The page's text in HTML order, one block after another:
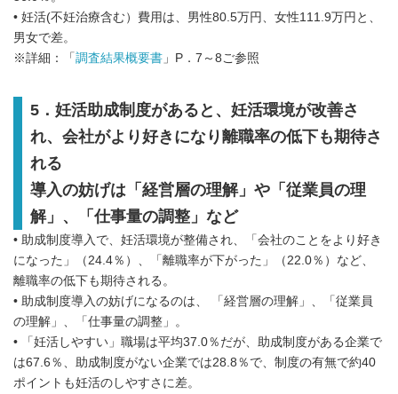
• 妊活(不妊治療含む）費用は、男性80.5万円、女性111.9万円と、
男女で差。
※詳細：「 調査結果概要書 」P．7～8ご参照
5．妊活助成制度があると、妊活環境が改善さ
れ、会社がより好きになり離職率の低下も期待さ
れる
導入の妨げは「経営層の理解」や「従業員の理
解」、「仕事量の調整」など
• 助成制度導入で、妊活環境が整備され、「会社のことをより好き
になった」（24.4％）、「離職率が下がった」（22.0％）など、
離職率の低下も期待される。
• 助成制度導入の妨げになるのは、 「経営層の理解」、「従業員
の理解」、「仕事量の調整」。
• 「妊活しやすい」職場は平均37.0％だが、助成制度がある企業で
は67.6％、助成制度がない企業では28.8％で、制度の有無で約40
ポイントも妊活のしやすさに差。